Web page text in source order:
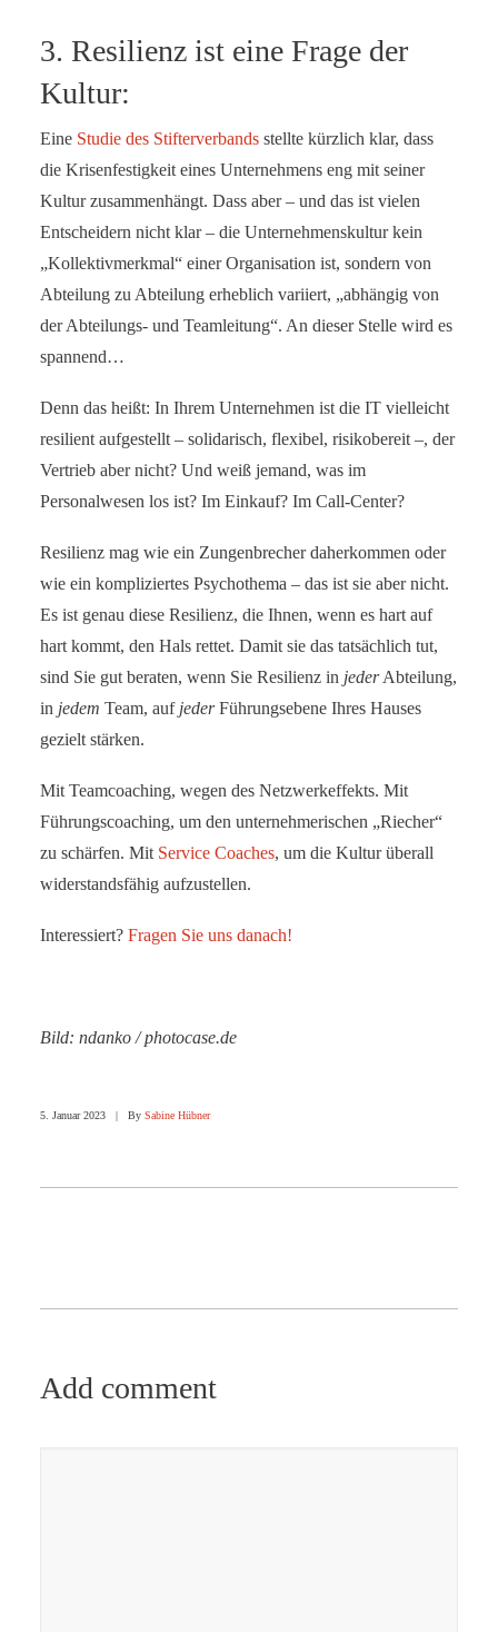
3. Resilienz ist eine Frage der
Kultur:
Eine Studie des Stifterverbands stellte kürzlich klar, dass
die Krisenfestigkeit eines Unternehmens eng mit seiner
Kultur zusammenhängt. Dass aber – und das ist vielen
Entscheidern nicht klar – die Unternehmenskultur kein
„Kollektivmerkmal“ einer Organisation ist, sondern von
Abteilung zu Abteilung erheblich variiert, „abhängig von
der Abteilungs- und Teamleitung“. An dieser Stelle wird es
spannend…
Denn das heißt: In Ihrem Unternehmen ist die IT vielleicht
resilient aufgestellt – solidarisch, flexibel, risikobereit –, der
Vertrieb aber nicht? Und weiß jemand, was im
Personalwesen los ist? Im Einkauf? Im Call-Center?
Resilienz mag wie ein Zungenbrecher daherkommen oder
wie ein kompliziertes Psychothema – das ist sie aber nicht.
Es ist genau diese Resilienz, die Ihnen, wenn es hart auf
hart kommt, den Hals rettet. Damit sie das tatsächlich tut,
sind Sie gut beraten, wenn Sie Resilienz in jederAbteilung,
in jedem Team, auf jederFührungsebene Ihres Hauses
gezielt stärken.
Mit Teamcoaching, wegen des Netzwerkeffekts. Mit
Führungscoaching, um den unternehmerischen „Riecher“
zu schärfen. Mit Service Coaches, um die Kultur überall
widerstandsfähig aufzustellen.
Interessiert? Fragen Sie uns danach!
Bild: ndanko / photocase.de
5. Januar 2023 | By Sabine Hübner
Add comment